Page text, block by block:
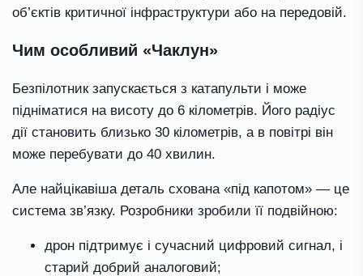
об’єктів критичної інфраструктури або на передовій.
Чим особливий «Чаклун»
Безпілотник запускається з катапульти і може
підніматися на висоту до 6 кілометрів. Його радіус
дії становить близько 30 кілометрів, а в повітрі він
може перебувати до 40 хвилин.
Але найцікавіша деталь схована «під капотом» — це
система зв’язку. Розробники зробили її подвійною:
дрон підтримує і сучасний цифровий сигнал, і
старий добрий аналоговий;